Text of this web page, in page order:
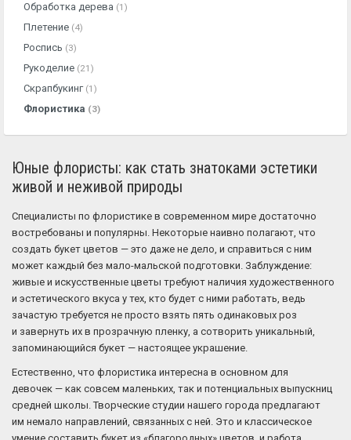
Обработка дерева (1)
Плетение (4)
Роспись (3)
Рукоделие (21)
Скрапбукинг (1)
Флористика (3)
Юные флористы: как стать знатоками эстетики
живой и неживой природы
Специалисты по флористике в современном мире достаточно
востребованы и популярны. Некоторые наивно полагают, что
создать букет цветов — это даже не дело, и справиться с ним
может каждый без мало-мальской подготовки. Заблуждение:
живые и искусственные цветы требуют наличия художественного
и эстетического вкуса у тех, кто будет с ними работать, ведь
зачастую требуется не просто взять пять одинаковых роз
и завернуть их в прозрачную пленку, а сотворить уникальный,
запоминающийся букет — настоящее украшение.
Естественно, что флористика интересна в основном для
девочек — как совсем маленьких, так и потенциальных выпускниц
средней школы. Творческие студии нашего города предлагают
им немало направлений, связанных с ней. Это и классическое